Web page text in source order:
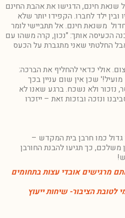
שנאת חינם, הדגישו את אהבת החינם
ובין ילד לחברו. הקפידו יותר שלא
משנאת חינם. אל תתביישי לומר
הכעיסה אותך: "נכון, קרה משהו עם
החלטתי שאני מתגברת על הכעס
אולי כדאי להחליף את הברכה:
שכן אין שום עניין בכך
נזכור ולא נשכח. ברגע שאנו לא
ונזכה ובזכות זאת – ייזכרו
כמו חרבן בית המקדש –
כך תגיעו להבנת החורבן
מרגישים אובדי עצות בתחומים
הציבור- שיחות ייעוץ